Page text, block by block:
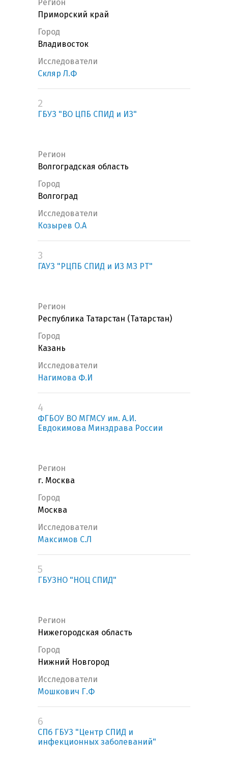
Регион
Приморский край
Город
Владивосток
Исследователи
Скляр Л.Ф
2
ГБУЗ "ВО ЦПБ СПИД и ИЗ"
Регион
Волгоградская область
Город
Волгоград
Исследователи
Козырев О.А
3
ГАУЗ "РЦПБ СПИД и ИЗ МЗ РТ"
Регион
Республика Татарстан (Татарстан)
Город
Казань
Исследователи
Нагимова Ф.И
4
ФГБОУ ВО МГМСУ им. А.И.
Евдокимова Минздрава России
Регион
г. Москва
Город
Москва
Исследователи
Максимов С.Л
5
ГБУЗНО "НОЦ СПИД"
Регион
Нижегородская область
Город
Нижний Новгород
Исследователи
Мошкович Г.Ф
6
СПб ГБУЗ "Центр СПИД и
инфекционных заболеваний"